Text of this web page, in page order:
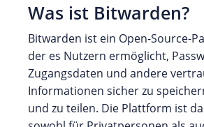
Was ist Bitwarden?
Bitwarden ist ein Open-Source-
der es Nutzern ermöglicht,
Zugangsdaten und andere
Informationen sicher zu
und zu teilen. Die Plattform ist